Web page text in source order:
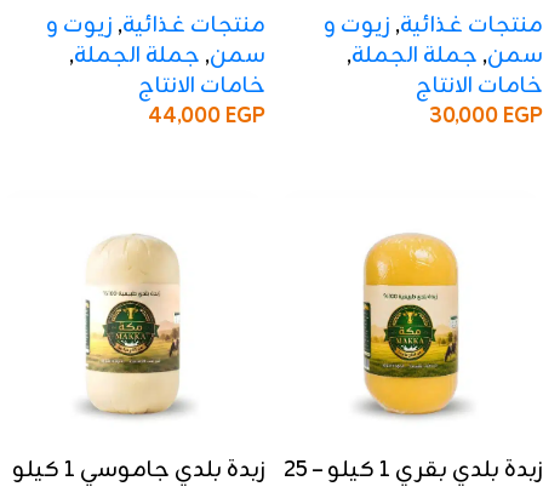
منتجات غذائية, زيوت و
سمن, جملة الجملة,
خامات الانتاج
30,000EGP
منتجات غذائية, زيوت و
سمن, جملة الجملة,
خامات الانتاج
44,000EGP
زبدة بلدي بقري 1 كيلو – 25
زبدة بلدي جاموسي 1 كيلو